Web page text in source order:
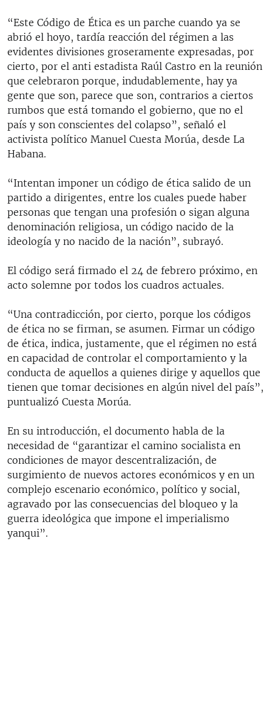
“Este Código de Ética es un parche cuando ya se
abrió el hoyo, tardía reacción del régimen a las
evidentes divisiones groseramente expresadas, por
cierto, por el anti estadista Raúl Castro en la reunión
que celebraron porque, indudablemente, hay ya
gente que son, parece que son, contrarios a ciertos
rumbos que está tomando el gobierno, que no el
país y son conscientes del colapso”, señaló el
activista político Manuel Cuesta Morúa, desde La
Habana.
“Intentan imponer un código de ética salido de un
partido a dirigentes, entre los cuales puede haber
personas que tengan una profesión o sigan alguna
denominación religiosa, un código nacido de la
ideología y no nacido de la nación”, subrayó.
El código será firmado el 24 de febrero próximo, en
acto solemne por todos los cuadros actuales.
“Una contradicción, por cierto, porque los códigos
de ética no se firman, se asumen. Firmar un código
de ética, indica, justamente, que el régimen no está
en capacidad de controlar el comportamiento y la
conducta de aquellos a quienes dirige y aquellos que
tienen que tomar decisiones en algún nivel del país”,
puntualizó Cuesta Morúa.
En su introducción, el documento habla de la
necesidad de “garantizar el camino socialista en
condiciones de mayor descentralización, de
surgimiento de nuevos actores económicos y en un
complejo escenario económico, político y social,
agravado por las consecuencias del bloqueo y la
guerra ideológica que impone el imperialismo
yanqui”.